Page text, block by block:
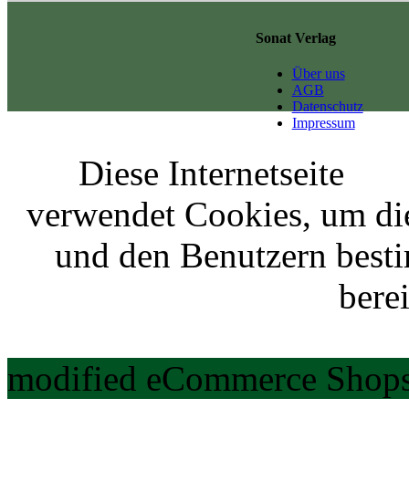
Sonat Verlag
Über uns
AGB
Datenschutz
Impressum
Diese Internetseite
verwendet Cookies, um
und den Benutzern
modified eCommerce